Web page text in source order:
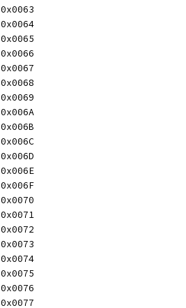
0x63	0x0063
0x64	0x0064
0x65	0x0065
0x66	0x0066
0x67	0x0067
0x68	0x0068
0x69	0x0069
0x6A	0x006A
0x6B	0x006B
0x6C	0x006C
0x6D	0x006D
0x6E	0x006E
0x6F	0x006F
0x70	0x0070
0x71	0x0071
0x72	0x0072
0x73	0x0073
0x74	0x0074
0x75	0x0075
0x76	0x0076
0x77	0x0077